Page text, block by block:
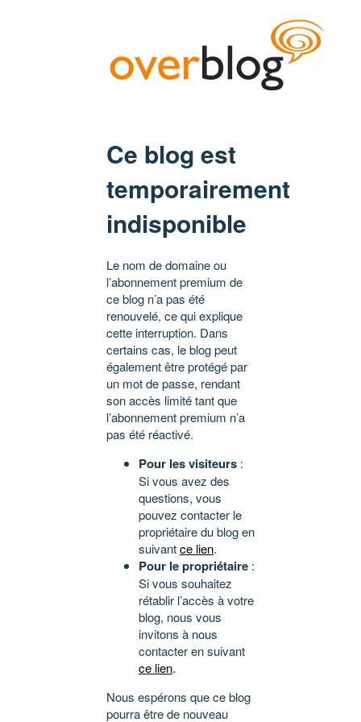
Ce blog est
temporairement
indisponible
Le nom de domaine ou
l’abonnement premium de
ce blog n’a pas été
renouvelé, ce qui explique
cette interruption. Dans
certains cas, le blog peut
également être protégé par
un mot de passe, rendant
son accès limité tant que
l’abonnement premium n’a
pas été réactivé.
Pour les visiteurs :
Si vous avez des
questions, vous
pouvez contacter le
propriétaire du blog en
suivantce lien.
Pour le propriétaire :
Si vous souhaitez
rétablir l’accès à votre
blog, nous vous
invitons à nous
contacter en suivant
ce lien.
Nous espérons que ce blog
pourra être de nouveau